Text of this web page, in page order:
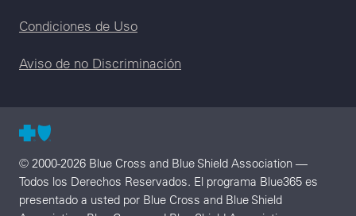
Condiciones de Uso
Aviso de no Discriminación
© 2000-2026 Blue Cross and Blue Shield Association —
Todos los Derechos Reservados. El programa Blue365 es
presentado a usted por Blue Cross and Blue Shield